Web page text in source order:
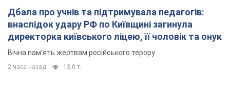
Дбала про учнів та підтримувала педагогів:
внаслідок удару РФ по Київщині загинула
директорка київського ліцею, її чоловік та онук
Вічна пам'ять жертвам російського терору
2 часа назад 13,0 т.